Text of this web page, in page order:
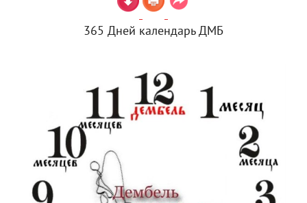
365 Дней календарь ДМБ